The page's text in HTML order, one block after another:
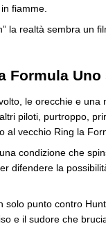
fiamme.
la realtà sembra un
Formula
le orecchie e
piloti, purtroppo,
al vecchio Ring la
condizione che
difendere la
punto contro
e il sudore che